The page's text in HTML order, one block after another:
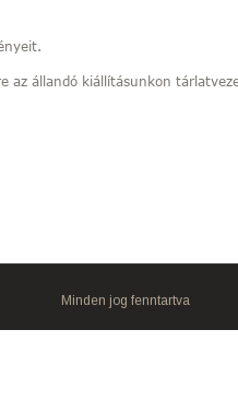
az állandó kiállításunkon
Minden jog fenntartva